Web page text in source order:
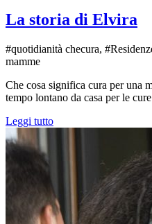
La storia di Elvira
#quotidianità checura,
mamme
Che cosa significa cura per una
tempo lontano da casa per le
Leggi tutto